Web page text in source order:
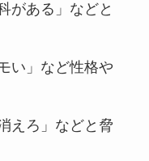
がある」などと
い」など性格や
えろ」などと脅